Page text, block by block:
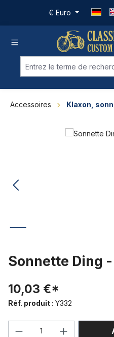
Passer au contenu principal
€ Euro
Accessoires Klaxon,
Ignorer la galerie d'images
Sonnette Ding
10,03 €*
Réf. produit : Y332
Quantité de